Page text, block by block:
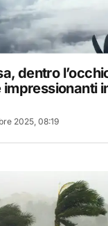
dentro
impressionanti
2025, 08:19